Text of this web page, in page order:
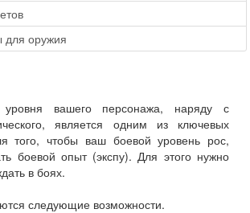
оружия
уровня вашего персонажа, наряду с
является одним из ключевых
того, чтобы ваш боевой уровень рос,
боевой опыт (экспу). Для этого нужно
в боях.
следующие возможности.